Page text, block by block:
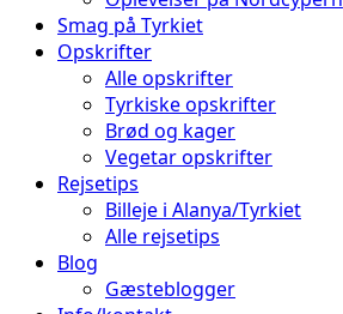
Smag på Tyrkiet
Opskrifter
Alle opskrifter
Tyrkiske opskrifter
Brød og kager
Vegetar opskrifter
Rejsetips
Billeje i Alanya/Tyrkiet
Alle rejsetips
Blog
Gæsteblogger